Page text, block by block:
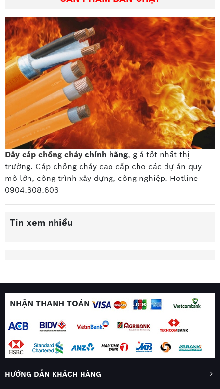
Dây cáp chống cháy chính hãng, giá tốt nhất thị
trường. Cáp chống cháy cao cấp cho các dự án quy
mô lớn, công trình xây dựng, công nghiệp. Hotline
0904.608.606
Tin xem nhiều
NHẬN THANH TOÁN
HƯỚNG DẪN KHÁCH HÀNG